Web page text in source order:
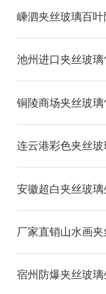
嵊泗夹丝玻璃百
池州进口夹丝玻
铜陵商场夹丝玻
连云港彩色夹丝玻
安徽超白夹丝玻
厂家直销山水画
宿州防爆夹丝玻